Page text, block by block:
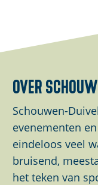
z
e
p
a
g
z
e
p
a
g
i
l
z
e
p
a
g
i
over
Schouwen-
evenementen
eindeloos veel
bruisend,
het teken van